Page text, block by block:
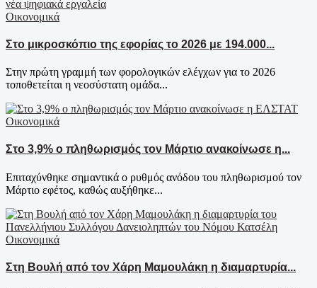
Οικονομικά
Στο μικροσκόπιο της εφορίας το 2026 με 194.000...
Στην πρώτη γραμμή των φορολογικών ελέγχων για το 2026
τοποθετείται η νεοσύστατη ομάδα...
Οικονομικά
Στο 3,9% ο πληθωρισμός τον Μάρτιο ανακοίνωσε η...
Επιταχύνθηκε σημαντικά ο ρυθμός ανόδου του πληθωρισμού τον
Μάρτιο εφέτος, καθώς αυξήθηκε...
Οικονομικά
Στη Βουλή από τον Χάρη Μαμουλάκη η διαμαρτυρία...